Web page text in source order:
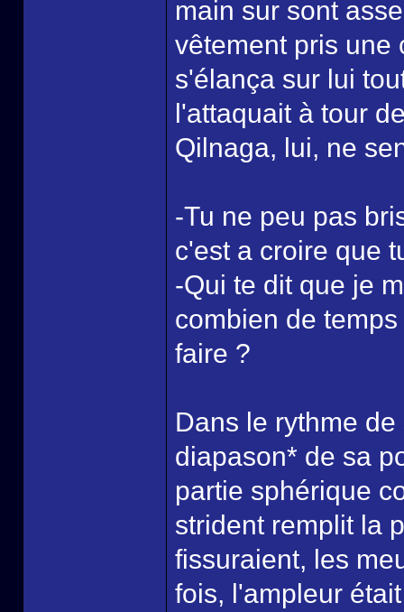
main sur sont
vêtement pris une
s'élança sur lui
l'attaquait à tour
Qilnaga, lui, ne
-Tu ne peu pas
c'est a croire que
-Qui te dit que je
combien de
faire ?
Dans le rythme
diapason* de sa
partie sphérique
strident remplit la
fissuraient, les
fois, l'ampleur